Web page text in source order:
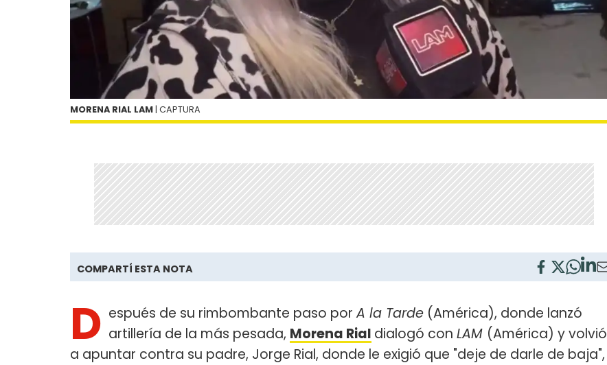
MORENA RIAL LAM | CAPTURA
COMPARTÍ ESTA NOTA
D espués de su rimbombante paso porA la Tarde (América), donde lanzó
artillería de la más pesada, Morena Rial dialogó con LAM (América) y volvió
a apuntar contra su padre, Jorge Rial, donde le exigió que "deje de darle de baja",